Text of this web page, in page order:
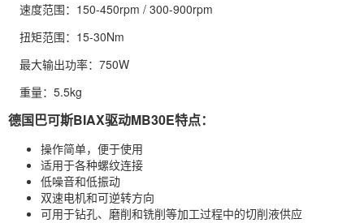
速度范围：150-450rpm / 300-900rpm
扭矩范围：15-30Nm
最大输出功率：750W
重量：5.5kg
德国巴可斯BIAX驱动MB30E特点：
操作简单，便于使用
适用于各种螺纹连接
低噪音和低振动
双速电机和可逆转方向
可用于钻孔、磨削和铣削等加工过程中的切削液供应